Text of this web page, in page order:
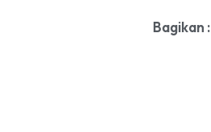
Bagikan :